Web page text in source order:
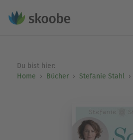
Du bist hier:
Home
Bücher Stefanie Stahl